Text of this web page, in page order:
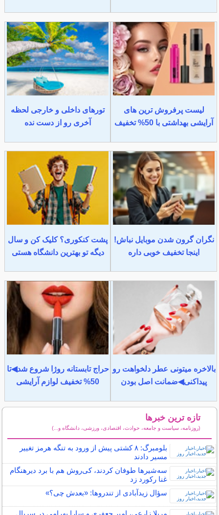
لیست پرفروش ترین های
آرایشی بهداشتی با 50% تخفیف
تورهای داخلی و خارجی لحظه
آخری رو از دست نده
نگران گرون شدن موبایل نباش!
اینجا تخفیف خوبی داره
پشت کنکوری؟ کلیک کن و سال
دیگه تو بهترین دانشگاه هستی
بالاخره میتونی عطر دلخواهت رو
پیداکنی◀ضمانت اصل بودن
حراج تابستانه روژا شروع شد◀تا
50% تخفیف لوازم آرایشی
تازه ترین خبرها
(روزنامه، سیاست و جامعه، حوادث، اقتصادی، ورزشی، دانشگاه و...)
بلومبرگ: ۸ کشتی پیش از ورود به تنگه هرمز تغییر
مسیر دادند
سه‌شیرها طوفان کردند، کی‌روش هم با برد دیرهنگام
غنا رکورد زد
سؤال زیدآبادی از تندروها: «بعدش چی؟»
مریلا زارعی، امیر جعفری و سارا بهرامی در سریال